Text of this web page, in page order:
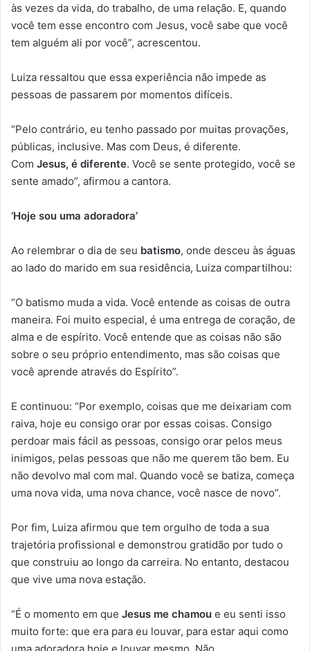
às vezes da vida, do trabalho, de uma relação. E, quando
você tem esse encontro com Jesus, você sabe que você
tem alguém ali por você”, acrescentou.
Luiza ressaltou que essa experiência não impede as
pessoas de passarem por momentos difíceis.
“Pelo contrário, eu tenho passado por muitas provações,
públicas, inclusive. Mas com Deus, é diferente.
Com Jesus, é diferente. Você se sente protegido, você se
sente amado”, afirmou a cantora.
‘Hoje sou uma adoradora’
Ao relembrar o dia de seu batismo, onde desceu às águas
ao lado do marido em sua residência, Luiza compartilhou:
“O batismo muda a vida. Você entende as coisas de outra
maneira. Foi muito especial, é uma entrega de coração, de
alma e de espírito. Você entende que as coisas não são
sobre o seu próprio entendimento, mas são coisas que
você aprende através do Espírito”.
E continuou: “Por exemplo, coisas que me deixariam com
raiva, hoje eu consigo orar por essas coisas. Consigo
perdoar mais fácil as pessoas, consigo orar pelos meus
inimigos, pelas pessoas que não me querem tão bem. Eu
não devolvo mal com mal. Quando você se batiza, começa
uma nova vida, uma nova chance, você nasce de novo”.
Por fim, Luiza afirmou que tem orgulho de toda a sua
trajetória profissional e demonstrou gratidão por tudo o
que construiu ao longo da carreira. No entanto, destacou
que vive uma nova estação.
“É o momento em que Jesus me chamou e eu senti isso
muito forte: que era para eu louvar, para estar aqui como